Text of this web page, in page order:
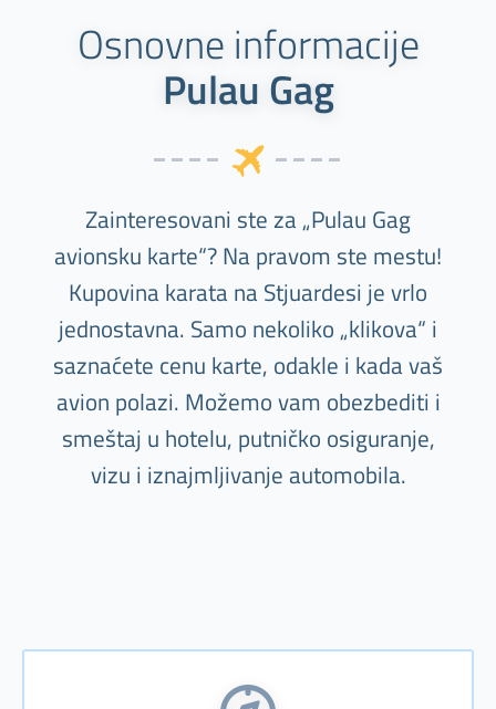
Osnovne informacije
Pulau Gag
Zainteresovani ste za „Pulau Gag
avionsku karte“? Na pravom ste mestu!
Kupovina karata na Stjuardesi je vrlo
jednostavna. Samo nekoliko „klikova“ i
saznaćete cenu karte, odakle i kada vaš
avion polazi. Možemo vam obezbediti i
smeštaj u hotelu, putničko osiguranje,
vizu i iznajmljivanje automobila.